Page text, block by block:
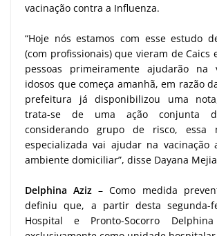
vacinação contra a Influenza.
“Hoje nós estamos com esse estudo
(com profissionais) que vieram de Caics
pessoas primeiramente ajudarão na
idosos que começa amanhã, em razão
prefeitura já disponibilizou uma
trata-se de uma ação conjunta
considerando grupo de risco, essa
especializada vai ajudar na vacinação
ambiente domiciliar”, disse Dayana
Delphina Aziz – Como medida
definiu que, a partir desta segunda-
Hospital e Pronto-Socorro